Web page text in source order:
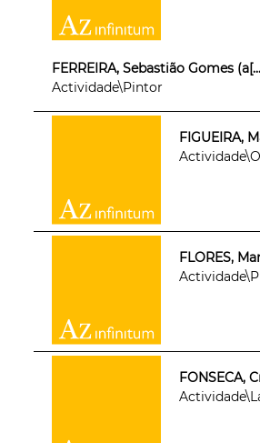
FERREIRA, Sebastião Gomes
Actividade\Pintor
FIGUEIRA,
FLORES,
FONSECA,